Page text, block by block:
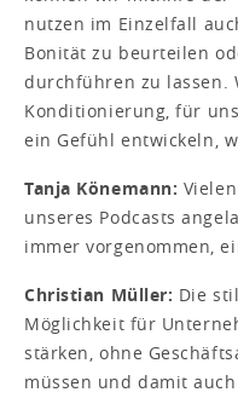
nutzen im Einzelfall
Bonität zu beurteilen
durchführen zu lassen.
Konditionierung, für
ein Gefühl entwickeln,
Tanja Könemann:
unseres Podcasts
immer vorgenommen,
Christian Müller: Die
Möglichkeit für
stärken, ohne
müssen und damit